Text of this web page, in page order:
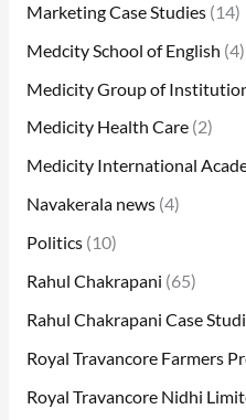
Marketing Case Studies(14)
Medcity School of English (4)
Medicity Group of
Medicity Health Care(2)
Medicity International
Navakerala news(4)
Politics(10)
Rahul Chakrapani (65)
Rahul Chakrapani Case
Royal Travancore Farmers
Royal Travancore Nidhi